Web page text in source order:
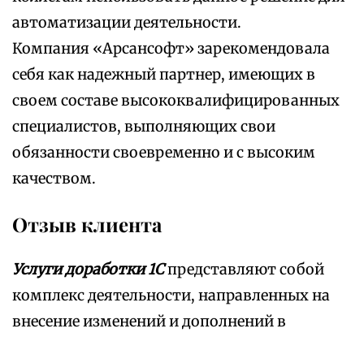
автоматизации деятельности.
Компания «Арсансофт» зарекомендовала
себя как надежный партнер, имеющих в
своем составе высококвалифицированных
специалистов, выполняющих свои
обязанности своевременно и с высоким
качеством.
Отзыв клиента
Услуги доработки 1Спредставляют собой
комплекс деятельности, направленных на
внесение изменений и дополнений в